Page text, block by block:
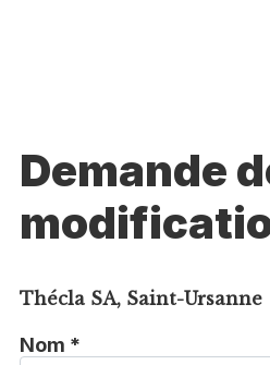
Demande
Thécla SA, Saint-Ursanne
Nom *